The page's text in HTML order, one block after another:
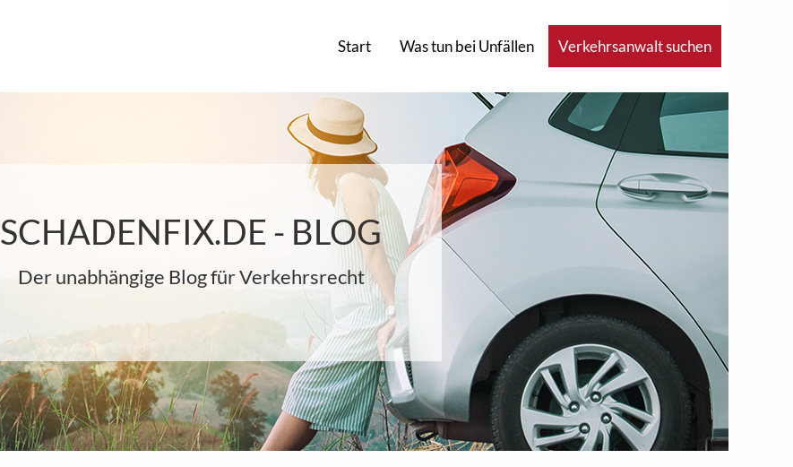
Start Was tun bei Unfällen Verkehrsanwalt suchen
SCHADENFIX.DE - BLOG
Der unabhängige Blog für Verkehrsrecht